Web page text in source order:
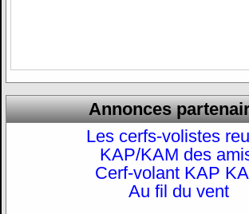
Annonces
Les cerfs-volistes
KAP/KAM des
Cerf-volant KAP
Au fil du vent